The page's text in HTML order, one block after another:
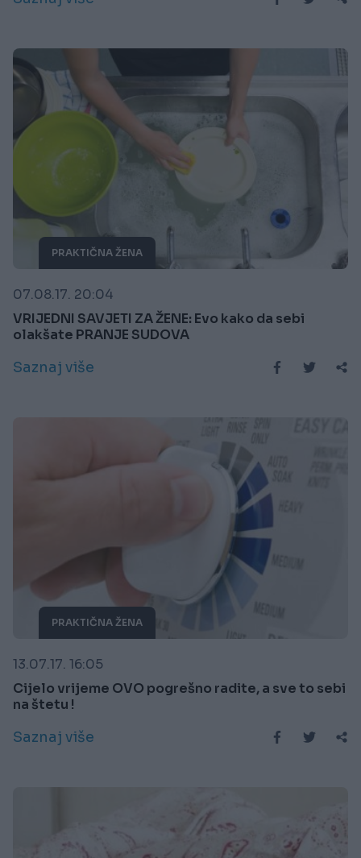
PRAKTIČNA ŽENA
07.08.17. 20:04
VRIJEDNI SAVJETI ZA ŽENE: Evo kako da sebi
olakšate PRANJE SUDOVA
Saznaj više
PRAKTIČNA ŽENA
13.07.17. 16:05
Cijelo vrijeme OVO pogrešno radite, a sve to sebi
na štetu !
Saznaj više